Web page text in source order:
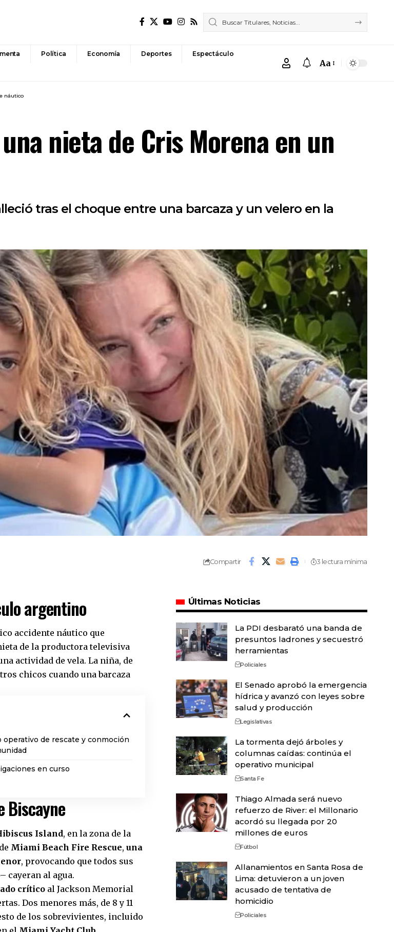
Política Economía Deportes Espectáculo
Font
Aa
náutico
nieta de Cris Morena en un
tras el choque entre una barcaza y un velero en la
Compartir 3 lectura mínima
argentino
accidente náutico que
de la productora televisiva
actividad de vela. La niña, de
chicos cuando una barcaza
operativo de rescate y conmoción
en curso
Biscayne
Island, en la zona de la
Miami Beach Fire Rescue, una
, provocando que todos sus
cayeran al agua.
crítico al Jackson Memorial
Dos menores más, de 8 y 11
de los sobrevivientes, incluido
Últimas Noticias
La PDI desbarató una banda de
presuntos ladrones y secuestró
herramientas
Policiales
El Senado aprobó la emergencia
hídrica y avanzó con leyes sobre
salud y producción
Legislativas
La tormenta dejó árboles y
columnas caídas: continúa el
operativo municipal
Santa Fe
Thiago Almada será nuevo
refuerzo de River: el Millonario
acordó su llegada por 20
millones de euros
Fútbol
Allanamientos en Santa Rosa de
Lima: detuvieron a un joven
acusado de tentativa de
homicidio
Policiales